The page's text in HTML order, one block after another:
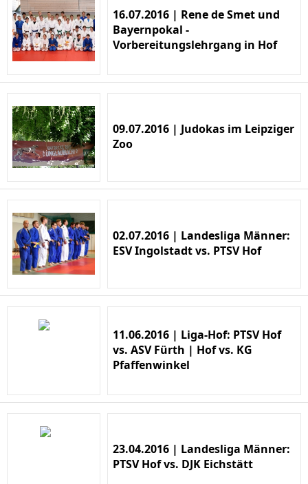
16.07.2016 | Rene de Smet und
Bayernpokal -
Vorbereitungslehrgang in Hof
09.07.2016 | Judokas im Leipziger
Zoo
02.07.2016 | Landesliga Männer:
ESV Ingolstadt vs. PTSV Hof
11.06.2016 | Liga-Hof: PTSV Hof
vs. ASV Fürth | Hof vs. KG
Pfaffenwinkel
23.04.2016 | Landesliga Männer:
PTSV Hof vs. DJK Eichstätt